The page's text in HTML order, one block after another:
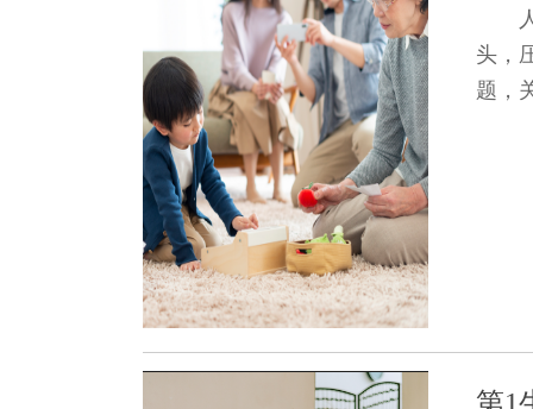
头，
题，